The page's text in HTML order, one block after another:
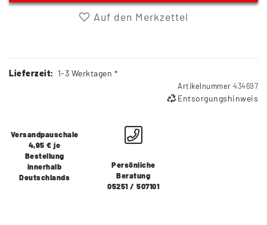
Auf den Merkzettel
Lieferzeit: 1-3 Werktagen *
Artikelnummer 434697
Entsorgungshinweis
Versandpauschale
4,95 € je
Bestellung
innerhalb
Deutschlands
Persönliche
Beratung
05251 / 507101